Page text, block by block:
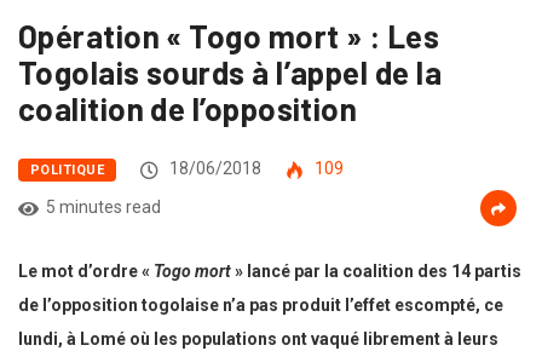
Opération « Togo mort » : Les
Togolais sourds à l’appel de la
coalition de l’opposition
POLITIQUE 18/06/2018
109
5 minutes read
Le mot d’ordre « Togo mort» lancé par la coalition des 14 partis
de l’opposition togolaise n’a pas produit l’effet escompté, ce
lundi, à Lomé où les populations ont vaqué librement à leurs